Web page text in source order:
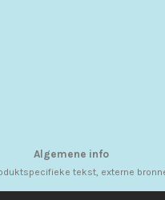
Algemene info
tekst, externe